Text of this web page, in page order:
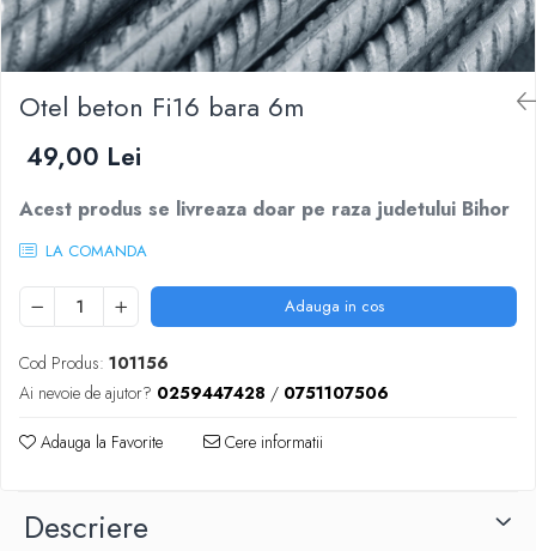
Adezivi placări
Împrejmuire
Panouri bordurate
Plasă gard
Stâlpi și cleme
Sisteme cofraje
Vopsele spray
Sisteme de nivelare
Scule zidar
Canciocuri și mistrii
Driști și gletiere
Șpacluri și mixere
Trafaleți
Pensule
Otel beton Fi16 bara 6m
49,00 Lei
Acest produs se livreaza doar pe raza judetului Bihor
LA COMANDA
Adauga in cos
Cod Produs: 101156
Ai nevoie de ajutor? 0259447428 / 0751107506
Adauga la Favorite Cere informatii
Descriere